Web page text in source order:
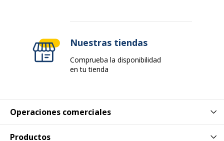
Operaciones comerciales
Productos
Nuestras tiendas
Comprueba la disponibilidad
en tu tienda